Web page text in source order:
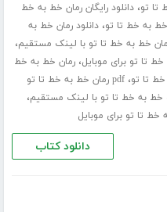
تا تو،دانلود رایگان رمان خط به خط
خط به خط تا تو،دانلود رمان خط به
خط به خط تا تو با لینک مستقیم،
تا تو برای موبایل،رمان خط به خط
تا تو،
pdf رمان خط به خط تا تو
خط به خط تا تو با لینک مستقیم،
خط تا تو برای موبایل
دانلود کتاب